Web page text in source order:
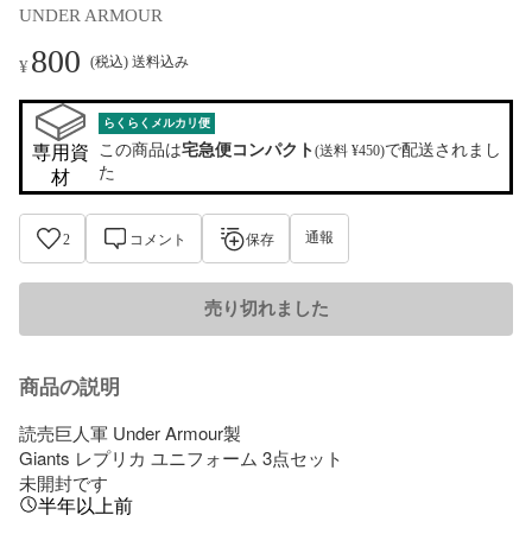
UNDER ARMOUR
¥800 (税込) 送料込み
専用資
材
らくらくメルカリ便
この商品は宅急便コンパクト(送料 ¥450)で配送されまし
た
2 コメント 保存 通報
売り切れました
商品の説明
読売巨人軍 Under Armour製
Giants レプリカ ユニフォーム 3点セット
未開封です
半年以上前